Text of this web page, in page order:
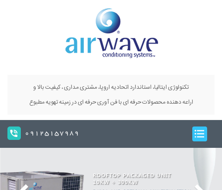
تکنولوژی ایتالیا، استاندارد اتحادیه اروپا، مشتری مداری ، کیفیت بالا و
اراعه دهنده محصولات حرفه ای با فن آوری حرفه ای در زمینه تهویه مطبوع
09125157989